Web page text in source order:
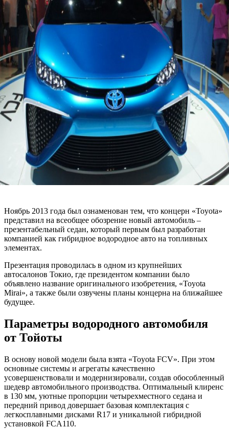
Ноябрь 2013 года был ознаменован тем, что концерн «Toyota»
представил на всеобщее обозрение новый автомобиль –
презентабельный седан, который первым был разработан
компанией как гибридное водородное авто на топливных
элементах.
Презентация проводилась в одном из крупнейших
автосалонов Токио, где президентом компании было
объявлено название оригинального изобретения, «Toyota
Mirai», а также были озвучены планы концерна на ближайшее
будущее.
Параметры водородного автомобиля
от Тойоты
В основу новой модели была взята «Toyota FCV». При этом
основные системы и агрегаты качественно
усовершенствовали и модернизировали, создав обособленный
шедевр автомобильного производства. Оптимальный клиренс
в 130 мм, уютные пропорции четырехместного седана и
передний привод довершает базовая комплектация с
легкосплавными дисками R17 и уникальной гибридной
установкой FCA110.